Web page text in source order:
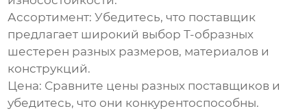
Ассортимент: Убедитесь, что поставщик
предлагает широкий выборТ-образных
шестерен разных размеров, материалов и
конструкций.
Цена: Сравните цены разных поставщиков и
убедитесь, что они конкурентоспособны.